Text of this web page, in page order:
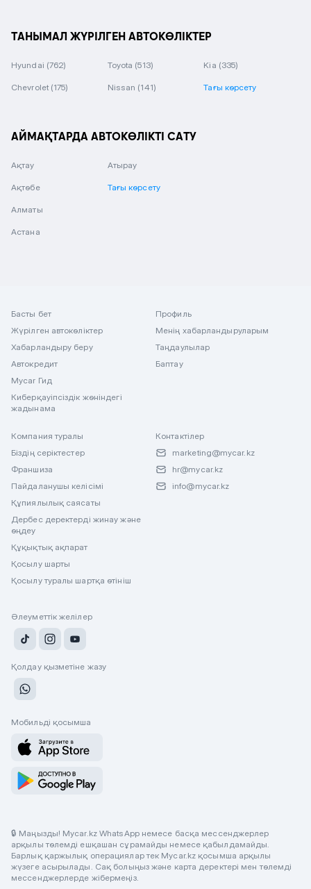
ТАНЫМАЛ ЖҮРІЛГЕН АВТОКӨЛІКТЕР
Hyundai (762) Toyota (513) Kia (335)
Chevrolet (175) Nissan (141) Тағы көрсету
АЙМАҚТАРДА АВТОКӨЛІКТІ САТУ
Ақтау
Ақтөбе
Алматы
Астана
Атырау
Тағы көрсету
Басты бет
Жүрілген автокөліктер
Хабарландыру беру
Автокредит
Mycar Гид
Киберқауіпсіздік жөніндегі
жадынама
Профиль
Менің хабарландыруларым
Таңдаулылар
Баптау
Компания туралы
Біздің серіктестер
Франшиза
Пайдаланушы келісімі
Құпиялылық саясаты
Дербес деректерді жинау және
өңдеу
Құқықтық ақпарат
Қосылу шарты
Қосылу туралы шартқа өтініш
Контактілер
marketing@mycar.kz
hr@mycar.kz
info@mycar.kz
Әлеуметтік желілер
Қолдау қызметіне жазу
Мобильді қосымша
🔒 Маңызды! Mycar.kz WhatsApp немесе басқа мессенджерлер
арқылы төлемді ешқашан сұрамайды немесе қабылдамайды.
Барлық қаржылық операциялар тек Mycar.kz қосымша арқылы
жүзеге асырылады. Сақ болыңыз және карта деректері мен төлемді
мессенджерлерде жібермеңіз.